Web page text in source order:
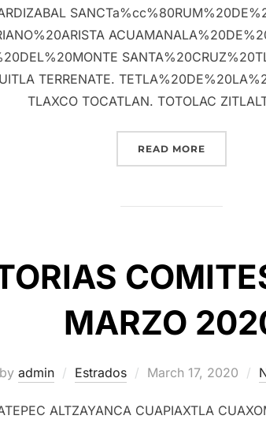
TERRENATE.
TLAXCO TOCATLAN. TOTOLAC
READ MORE
MARZO
by admin Estrados
Posted
March 17, 2020
ALTZAYANCA CUAPIAXTLA